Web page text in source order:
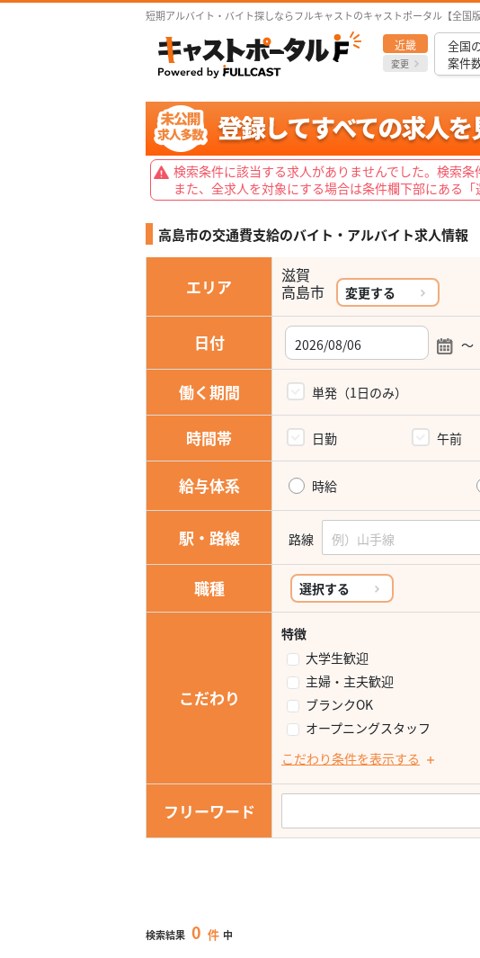
短期アルバイト・バイト探しならフルキャストのキャストポータル【全国
近畿
変更
全国
案件
検索条件に該当する求人がありませんでした。検索条
また、全求人を対象にする場合は条件欄下部にある
高島市の交通費支給のバイト・アルバイト求人情報
エリア
滋賀
高島市 変更する
日付 ～
働く期間 単発（1日のみ）
時間帯 日勤 午前
給与体系 時給
駅・路線 路線
職種 選択する
こだわり
特徴
大学生歓迎
主婦・主夫歓迎
ブランクOK
オープニングスタッフ
こだわり条件を表示する
フリーワード
検索結果 0 件 中